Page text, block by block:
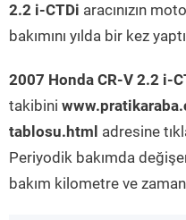
2.2 i-CTDi aracınızın
bakımını yılda bir kez
2007 Honda CR-V 2.2 i-
takibini
tablosu.html adresine
Periyodik bakımda
bakım kilometre ve